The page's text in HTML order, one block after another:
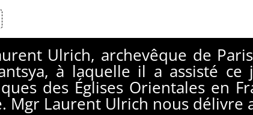
Ulrich, archevêque de
à laquelle il a assisté
des Églises Orientales en
Mgr Laurent Ulrich nous délivre